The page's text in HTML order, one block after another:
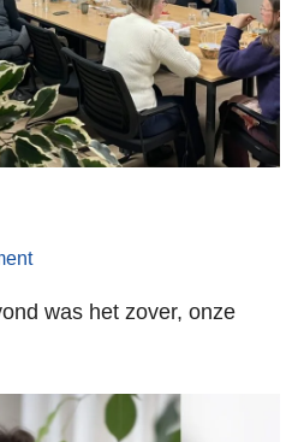
was het zover, onze